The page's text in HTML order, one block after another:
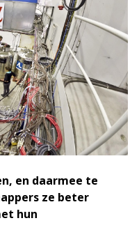
en daarmee te
ze beter
hun